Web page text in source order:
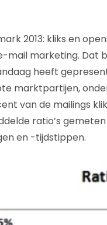
2013: kliks en
mail marketing. Dat
heeft
marktpartijen,
van de mailings
ratio’s
en -tijdstippen.